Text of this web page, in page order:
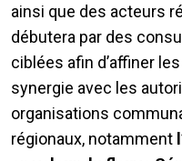
ainsi que des acteurs
débutera par des
ciblées afin d’affiner
synergie avec les
organisations
régionaux, notamment